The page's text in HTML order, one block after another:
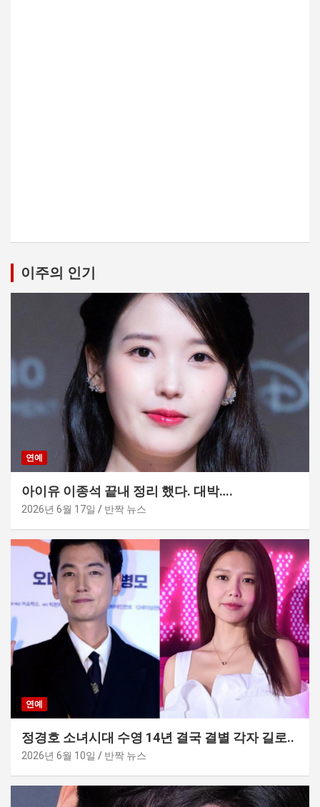
이주의 인기
연예
아이유 이종석 끝내 정리 했다. 대박….
2026년 6월 17일 반짝 뉴스
연예
정경호 소녀시대 수영 14년 결국 결별 각자 길로..
2026년 6월 10일 반짝 뉴스